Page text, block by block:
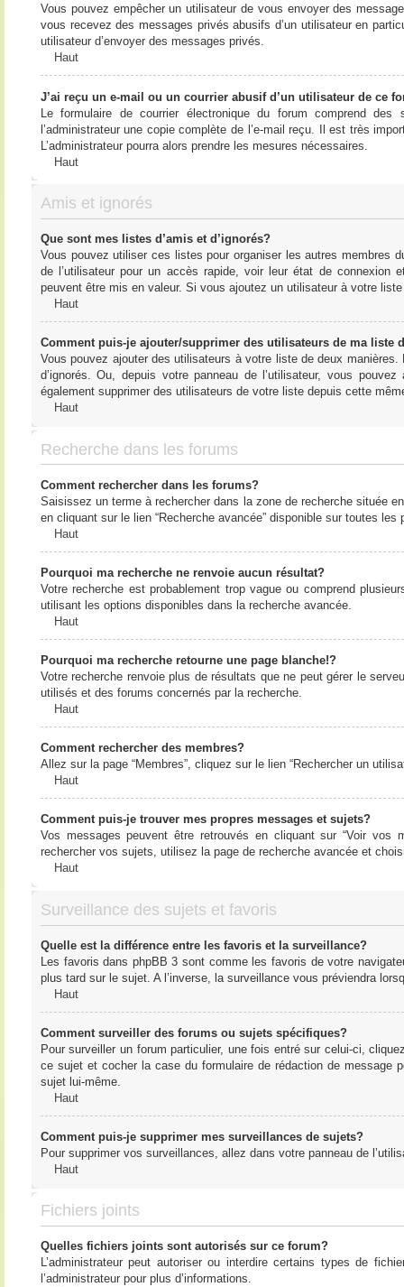
Vous pouvez empêcher un utilisateur de vous envoyer des
vous recevez des messages privés abusifs d’un utilisateur en
utilisateur d’envoyer des messages privés.
Haut
J’ai reçu un e-mail ou un courrier abusif d’un utilisateur de ce
Le formulaire de courrier électronique du forum comprend
l’administrateur une copie complète de l’e-mail reçu. Il est très
L’administrateur pourra alors prendre les mesures nécessaires.
Haut
Amis et ignorés
Que sont mes listes d’amis et d’ignorés?
Vous pouvez utiliser ces listes pour organiser les autres membres
de l’utilisateur pour un accès rapide, voir leur état de connexion
peuvent être mis en valeur. Si vous ajoutez un utilisateur à votre
Haut
Comment puis-je ajouter/supprimer des utilisateurs de ma liste
Vous pouvez ajouter des utilisateurs à votre liste de deux
d’ignorés. Ou, depuis votre panneau de l’utilisateur, vous
également supprimer des utilisateurs de votre liste depuis cette
Haut
Recherche dans les forums
Comment rechercher dans les forums?
Saisissez un terme à rechercher dans la zone de recherche située
en cliquant sur le lien “Recherche avancée” disponible sur toutes
Haut
Pourquoi ma recherche ne renvoie aucun résultat?
Votre recherche est probablement trop vague ou comprend
utilisant les options disponibles dans la recherche avancée.
Haut
Pourquoi ma recherche retourne une page blanche!?
Votre recherche renvoie plus de résultats que ne peut gérer le
utilisés et des forums concernés par la recherche.
Haut
Comment rechercher des membres?
Allez sur la page “Membres”, cliquez sur le lien “Rechercher un
Haut
Comment puis-je trouver mes propres messages et sujets?
Vos messages peuvent être retrouvés en cliquant sur “Voir vos
rechercher vos sujets, utilisez la page de recherche avancée et
Haut
Surveillance des sujets et favoris
Quelle est la différence entre les favoris et la surveillance?
Les favoris dans phpBB 3 sont comme les favoris de votre
plus tard sur le sujet. A l’inverse, la surveillance vous préviendra
Haut
Comment surveiller des forums ou sujets spécifiques?
Pour surveiller un forum particulier, une fois entré sur celui-ci,
ce sujet et cocher la case du formulaire de rédaction de message
sujet lui-même.
Haut
Comment puis-je supprimer mes surveillances de sujets?
Pour supprimer vos surveillances, allez dans votre panneau de
Haut
Fichiers joints
Quelles fichiers joints sont autorisés sur ce forum?
L’administrateur peut autoriser ou interdire certains types de
l’administrateur pour plus d’informations.